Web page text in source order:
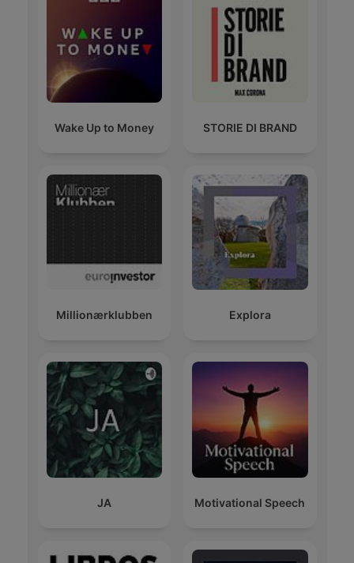
Wake Up to Money STORIE DI BRAND
Millionærklubben Explora
JA Motivational Speech